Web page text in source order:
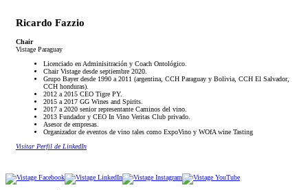
Ricardo Fazzio
Chair
Vistage Paraguay
Licenciado en Adminisitración y Coach Ontológico.
Chair Vistage desde septiembre 2020.
Grupo Bayer desde 1990 a 2011 (argentina, CCH Paraguay y Bolivia, CCH El Salvador,
CCH honduras).
2012 a 2015 CEO Tigre PY.
2015 a 2017 GG Wines and Spirits.
2017 a 2020 senior representante Caminos del vino.
2013 Fundador y CEO In Vino Veritas Club privado.
Asesor de empresas.
Organizador de eventos de vino tales como ExpoVino y WOfA wine Tasting
Visitar Perfil de LinkedIn